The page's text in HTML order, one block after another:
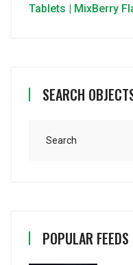
Tablets | MixBerry
SEARCH
POPULAR FEEDS